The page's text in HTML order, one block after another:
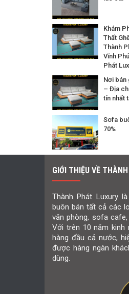
Khám
Thất
Thành
Vĩnh
Phát
Nơi bán
– Địa
tín nhất
Sofa
70%
GIỚI THIỆU VỀ
Thành Phát Luxury
buôn bán tất cả các
văn phòng, sofa
Với trên 10 năm kinh
hàng đầu cả nước,
được hàng ngàn
dùng.